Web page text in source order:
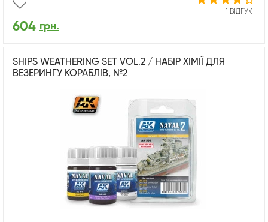
1 ВІДГУК
604 грн.
SHIPS WEATHERING SET VOL.2 / НАБІР ХІМІЇ ДЛЯ
ВЕЗЕРИНГУ КОРАБЛІВ, №2